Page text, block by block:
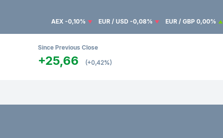
AEX -0,10% EUR / USD -0,08% EUR / GBP 0,00%
Since Previous Close
+25,66 (+0,42%)